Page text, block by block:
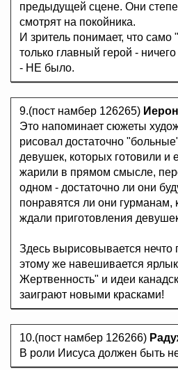
предыдущей сцене. Они
смотрят на покойника.
И зритель понимает, что само
только главный герой -
- НЕ было.
9.(пост намбер 126265)
Это напоминает сюжеты
рисовал достаточно
девушек, которых готовили и
жарили в прямом смысле,
одном - достаточно ли они
понравятся ли они гурманам,
ждали приготовления
Здесь вырисовывается нечто
этому же навешивается
Жертвенность" и идеи
заиграют новыми красками!
10.(пост намбер 126266)
В роли Иисуса должен быть